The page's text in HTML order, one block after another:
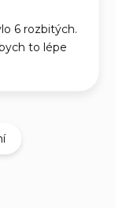
6 rozbitých.
to lépe